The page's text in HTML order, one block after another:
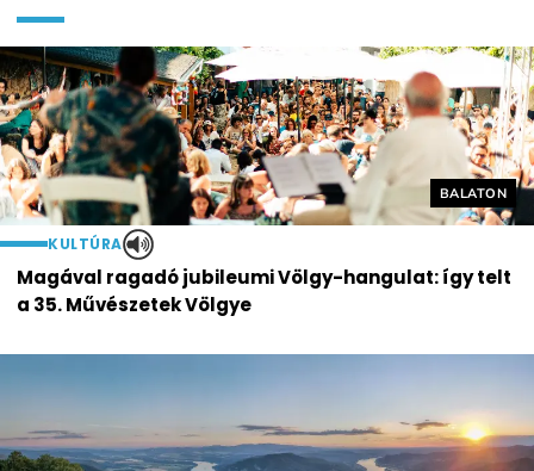
Helyszín
BALATON
KULTÚRA
Magával ragadó jubileumi Völgy-hangulat: így telt
a 35. Művészetek Völgye